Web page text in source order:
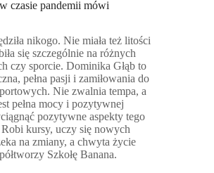
czasie pandemii mówi
nikogo. Nie miała też litości
się szczególnie na różnych
czy sporcie. Dominika Głąb to
pełna pasji i zamiłowania do
Nie zwalnia tempa, a
pełna mocy i pozytywnej
pozytywne aspekty tego
Robi kursy, uczy się nowych
na zmiany, a chwyta życie
Szkołę Banana.